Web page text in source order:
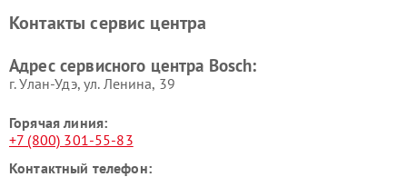
Ремонт сушильных автоматовРемонт морозильных камер
Контакты сервис центра
Адрес сервисного центра Bosch:
г. Улан-Удэ, ул. Ленина, 39
Горячая линия:
+7 (800) 301-55-83
Контактный телефон: